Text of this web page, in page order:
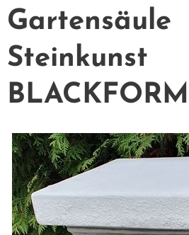
Gartensäule
Steinkunst
BLACKFORM